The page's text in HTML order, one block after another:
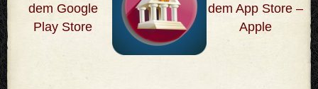
dem Google
Play Store
dem App Store –
Apple